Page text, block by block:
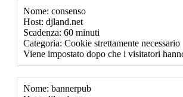
Nome: consenso
Host: djland.net
Scadenza: 60 minuti
Categoria: Cookie strettamente necessario
Viene impostato dopo che i visitatori
Nome: bannerpub